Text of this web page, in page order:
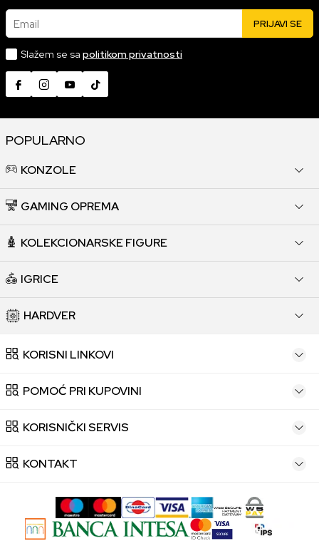
Email PRIJAVI SE
Slažem se sa politikom privatnosti
POPULARNO
KONZOLE
GAMING OPREMA
KOLEKCIONARSKE FIGURE
IGRICE
HARDVER
KORISNI LINKOVI
POMOĆ PRI KUPOVINI
KORISNIČKI SERVIS
KONTAKT